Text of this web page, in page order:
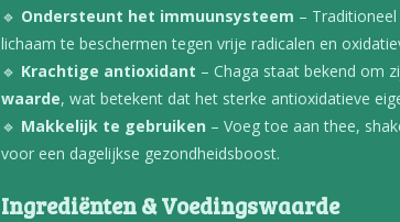
🔹 Ondersteunt het immuunsysteem –
lichaam te beschermen tegen vrije radicalen en
🔹 Krachtige antioxidant – Chaga staat bekend om
waarde, wat betekent dat het sterke antioxidatieve
🔹 Makkelijk te gebruiken – Voeg toe aan thee,
voor een dagelijkse gezondheidsboost.
Ingrediënten & Voedingswaarde